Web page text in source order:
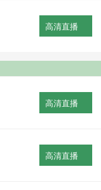
高清直播
高清直播
高清直播